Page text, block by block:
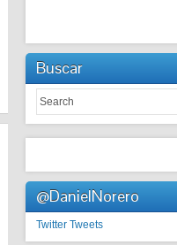
Buscar
@DanielNorero
Twitter Tweets